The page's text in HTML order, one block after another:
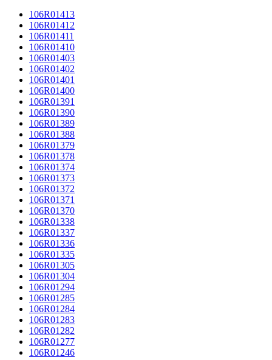
106R01413
106R01412
106R01411
106R01410
106R01403
106R01402
106R01401
106R01400
106R01391
106R01390
106R01389
106R01388
106R01379
106R01378
106R01374
106R01373
106R01372
106R01371
106R01370
106R01338
106R01337
106R01336
106R01335
106R01305
106R01304
106R01294
106R01285
106R01284
106R01283
106R01282
106R01277
106R01246